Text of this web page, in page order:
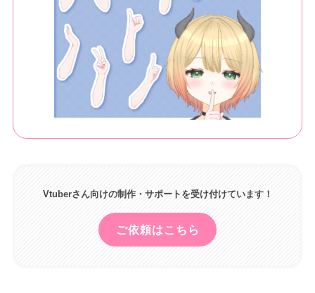
Vtuberさん向けの制作・サポートを受け付けています！
ご依頼はこちら